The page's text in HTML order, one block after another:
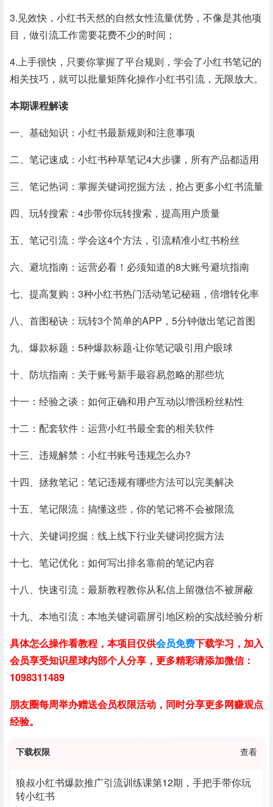
3.见效快，小红书天然的自然女性流量优势，不像是其他项
目，做引流工作需要花费不少的时间；
4.上手很快，只要你掌握了平台规则，学会了小红书笔记的
相关技巧，就可以批量矩阵化操作小红书引流，无限放大。
本期课程解读
一、基础知识：小红书最新规则和注意事项
二、笔记速成：小红书种草笔记4大步骤，所有产品都适用
三、笔记热词：掌握关键词挖掘方法，抢占更多小红书流量
四、玩转搜索：4步带你玩转搜索，提高用户质量
五、笔记引流：学会这4个方法，引流精准小红书粉丝
六、避坑指南：运营必看！必须知道的8大账号避坑指南
七、提高复购：3种小红书热门活动笔记秘籍，倍增转化率
八、首图秘诀：玩转3个简单的APP，5分钟做出笔记首图
九、爆款标题：5种爆款标题-让你笔记吸引用户眼球
十、防坑指南：关于账号新手最容易忽略的那些坑
十一：经验之谈：如何正确和用户互动以增强粉丝粘性
十二：配套软件：运营小红书最全套的相关软件
十三、违规解禁：小红书账号违规怎么办?
十四、拯救笔记：笔记违规有哪些方法可以完美解决
十五、笔记限流：搞懂这些，你的笔记将不会被限流
十六、关键词挖掘：线上线下行业关键词挖掘方法
十七、笔记优化：如何写出排名靠前的笔记内容
十八、快速引流：最新教程教你从私信上留微信不被屏蔽
十九、本地引流：本地关键词霸屏引地区粉的实战经验分析
具体怎么操作看教程，本项目仅供会员免费下载学习，加入
会员享受知识星球内部个人分享，更多精彩请添加微信：
1098311489
朋友圈每周举办赠送会员权限活动，同时分享更多网赚观点
经验。
下载权限 查看
狼叔小红书爆款推广引流训练课第12期，手把手带你玩
转小红书